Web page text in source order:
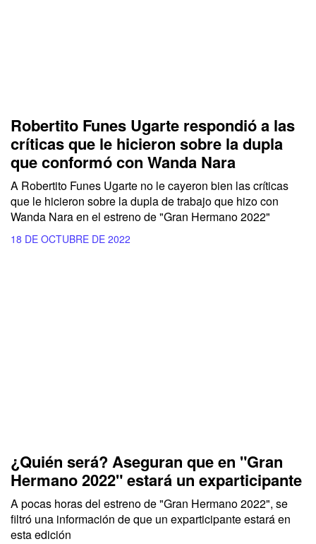
Robertito Funes Ugarte respondió a las
críticas que le hicieron sobre la dupla
que conformó con Wanda Nara
A Robertito Funes Ugarte no le cayeron bien las críticas
que le hicieron sobre la dupla de trabajo que hizo con
Wanda Nara en el estreno de "Gran Hermano 2022"
18 DE OCTUBRE DE 2022
¿Quién será? Aseguran que en "Gran
Hermano 2022" estará un exparticipante
A pocas horas del estreno de "Gran Hermano 2022", se
filtró una información de que un exparticipante estará en
esta edición